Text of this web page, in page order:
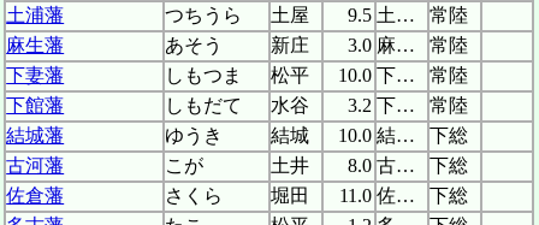
土浦藩
つちうら 土屋 9.5 土浦城
常陸
麻生藩
あそう 新庄 3.0 麻生陣屋
常陸
下妻藩
しもつま 松平 10.0 下妻陣屋
常陸
下館藩
しもだて 水谷 3.2 下館城
常陸
結城藩
ゆうき 結城 10.0 結城城
下総
古河藩
こが 土井 8.0 古河城
下総
佐倉藩
さくら 堀田 11.0 佐倉城
下総